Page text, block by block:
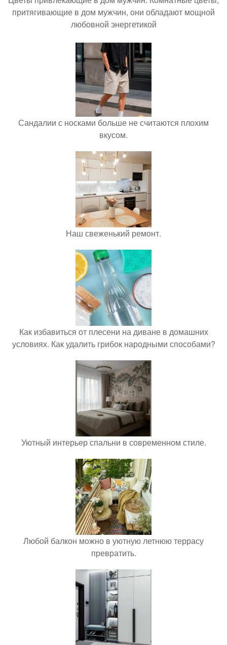
притягивающие в дом мужчин, они обладают мощной
любовной энергетикой
Сандалии с носками больше не считаются плохим
вкусом.
Наш свеженький ремонт.
Как избавиться от плесени на диване в домашних
условиях. Как удалить грибок народными способами?
Уютный интерьер спальни в современном стиле.
Любой балкон можно в уютную летнюю террасу
превратить.